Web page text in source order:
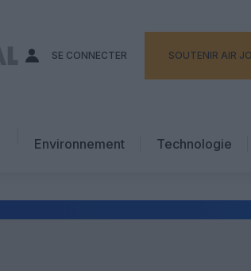
SE CONNECTER SOUTENIR AIR
Environnement Technologie